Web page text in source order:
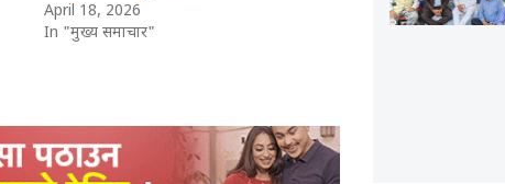
April 18, 2026
In "मुख्य समाचार"